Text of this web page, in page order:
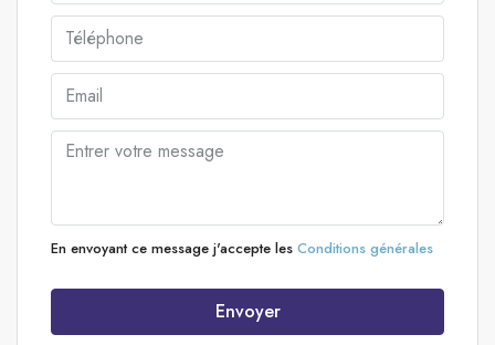
En envoyant ce message j'accepte les Conditions générales
Envoyer